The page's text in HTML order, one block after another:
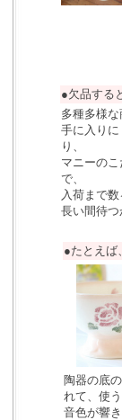
●欠品する
多種多様
手に入り
り、
マニーの
で、
入荷まで
長い間待
●たとえば
陶器の底
れて、使
音色が響き